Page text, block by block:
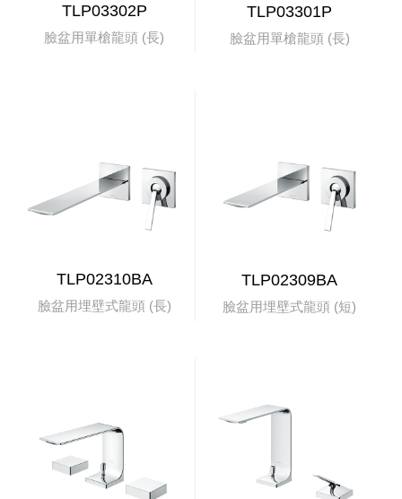
TLP03302P
臉盆用單槍龍頭 (長)
TLP03301P
臉盆用單槍龍頭 (長)
TLP02310BA
臉盆用埋壁式龍頭 (長)
TLP02309BA
臉盆用埋壁式龍頭 (短)